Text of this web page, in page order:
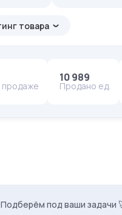
товара
продаже
10 989
Продано ед.
Промокод: MASK35.
под ваши задачи